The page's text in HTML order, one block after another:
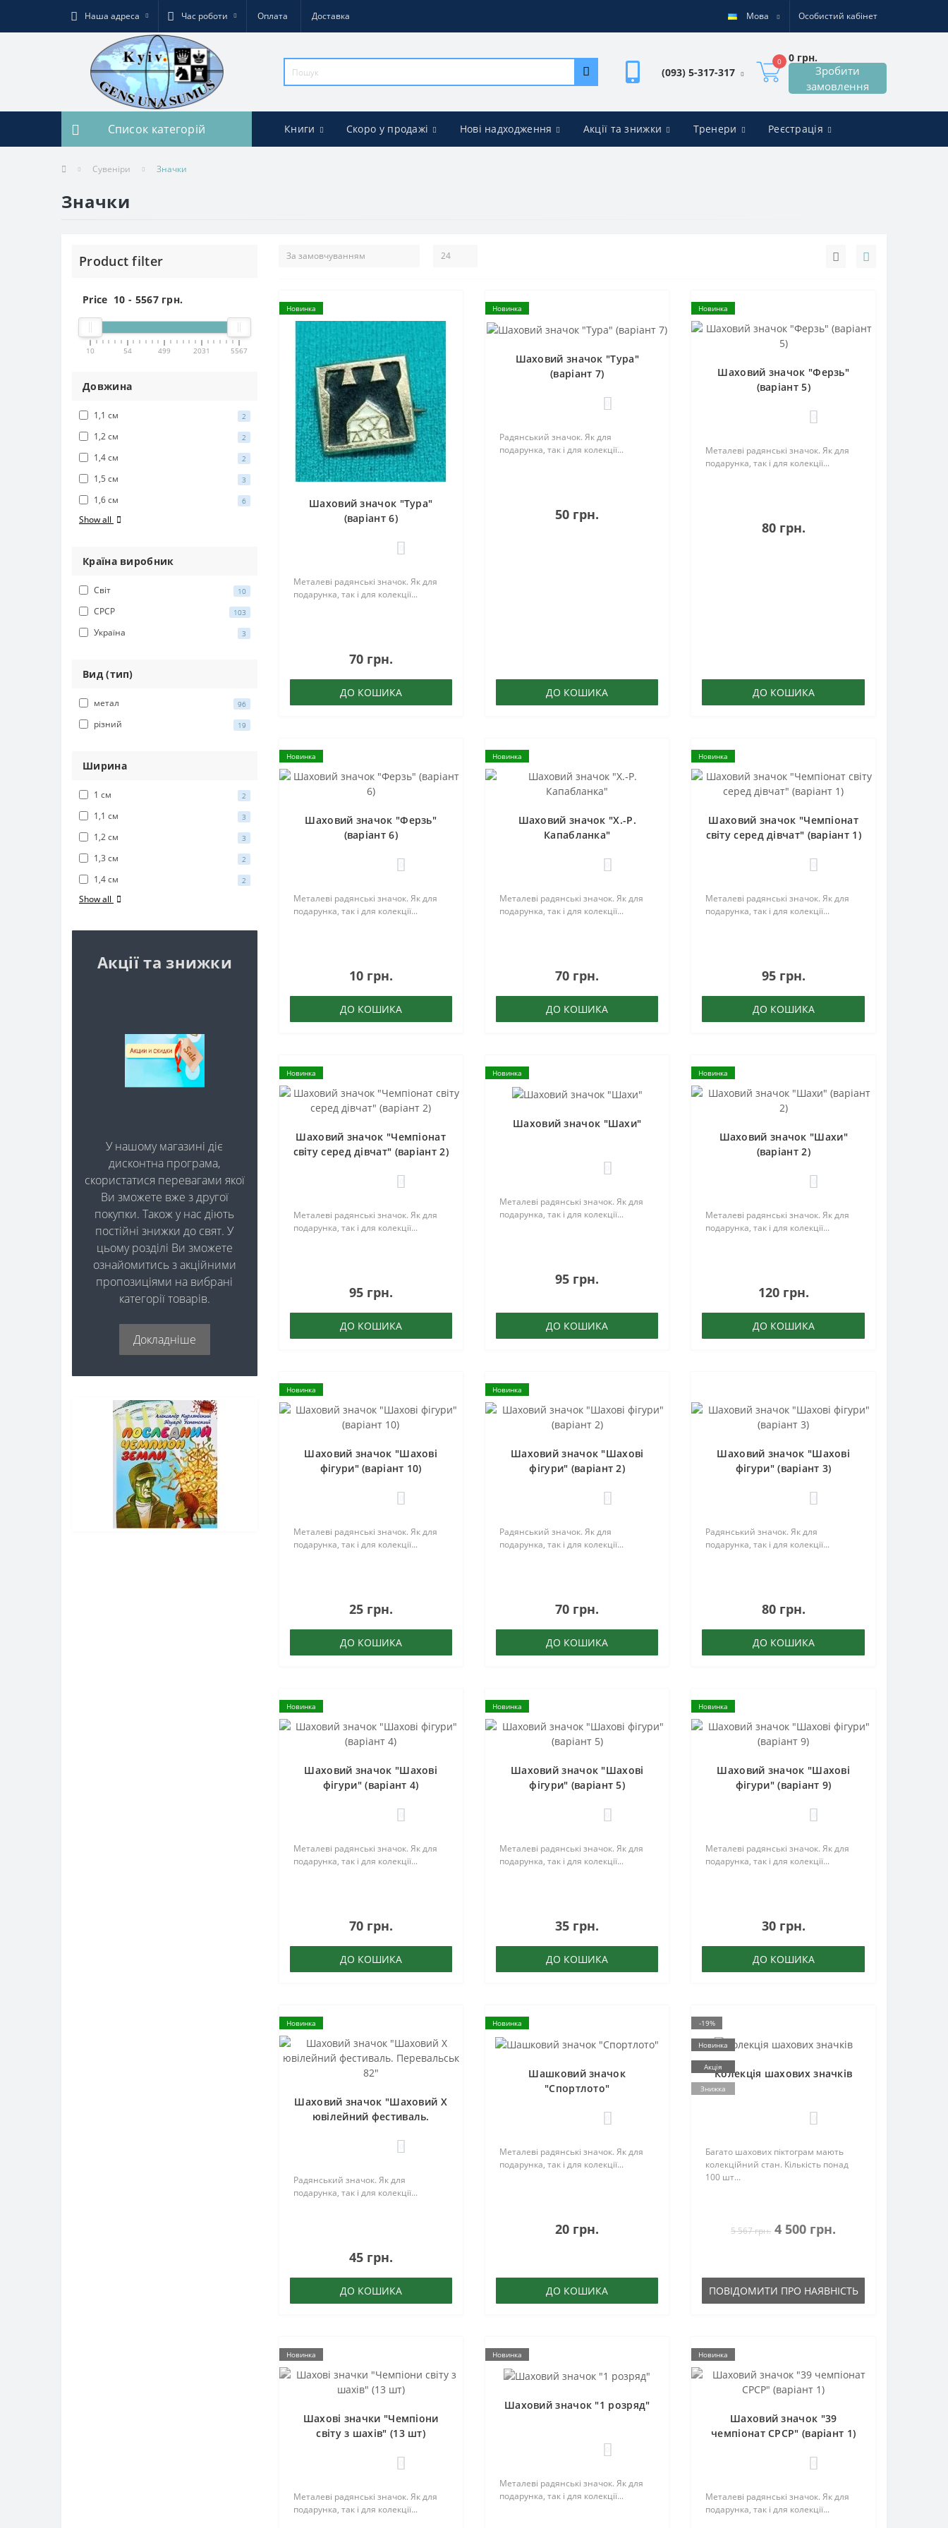
Наша адреса Час роботи Оплата Доставка Мова Особистий кабінет
(093) 5-317-317
0 0 грн.
Зробити
замовлення
Список категорій Книги Скоро у продажі Нові надходження Акції та знижки Тренери Реєстрація
Сувеніри Значки
Значки
Product filter
Price 10 - 5567грн.
10 54 499 2031 5567
Довжина
1,1 см 2
1,2 см 2
1,4 см 2
1,5 см 3
1,6 см 6
Show all
Країна виробник
Світ 10
СРСР 103
Україна 3
Вид (тип)
метал 96
різний 19
Ширина
1 см 2
1,1 см 3
1,2 см 3
1,3 см 2
1,4 см 2
Show all
Акції та знижки
У нашому магазині діє
дисконтна програма,
скористатися перевагами якої
Ви зможете вже з другої
покупки. Також у нас діють
постійні знижки до свят. У
цьому розділі Ви зможете
ознайомитись з акційними
пропозиціями на вибрані
категорії товарів.
Докладніше
Новинка
Шаховий значок "Тура"
(варіант 6)
Металеві радянські значок. Як для
подарунка, так і для колекції...
70 грн.
ДО КОШИКА
Новинка
Шаховий значок "Тура"
(варіант 7)
Радянський значок. Як для
подарунка, так і для колекції...
50 грн.
ДО КОШИКА
Новинка
Шаховий значок "Ферзь"
(варіант 5)
Металеві радянські значок. Як для
подарунка, так і для колекції...
80 грн.
ДО КОШИКА
Новинка
Шаховий значок "Ферзь"
(варіант 6)
Металеві радянські значок. Як для
подарунка, так і для колекції...
10 грн.
ДО КОШИКА
Новинка
Шаховий значок "Х.-Р.
Капабланка"
Металеві радянські значок. Як для
подарунка, так і для колекції...
70 грн.
ДО КОШИКА
Новинка
Шаховий значок "Чемпіонат
світу серед дівчат" (варіант 1)
Металеві радянські значок. Як для
подарунка, так і для колекції...
95 грн.
ДО КОШИКА
Новинка
Шаховий значок "Чемпіонат
світу серед дівчат" (варіант 2)
Металеві радянські значок. Як для
подарунка, так і для колекції...
95 грн.
ДО КОШИКА
Новинка
Шаховий значок "Шахи"
Металеві радянські значок. Як для
подарунка, так і для колекції...
95 грн.
ДО КОШИКА
Новинка
Шаховий значок "Шахи"
(варіант 2)
Металеві радянські значок. Як для
подарунка, так і для колекції...
120 грн.
ДО КОШИКА
Новинка
Шаховий значок "Шахові
фігури" (варіант 10)
Металеві радянські значок. Як для
подарунка, так і для колекції...
25 грн.
ДО КОШИКА
Новинка
Шаховий значок "Шахові
фігури" (варіант 2)
Радянський значок. Як для
подарунка, так і для колекції...
70 грн.
ДО КОШИКА
Шаховий значок "Шахові
фігури" (варіант 3)
Радянський значок. Як для
подарунка, так і для колекції...
80 грн.
ДО КОШИКА
Новинка
Шаховий значок "Шахові
фігури" (варіант 4)
Металеві радянські значок. Як для
подарунка, так і для колекції...
70 грн.
ДО КОШИКА
Новинка
Шаховий значок "Шахові
фігури" (варіант 5)
Металеві радянські значок. Як для
подарунка, так і для колекції...
35 грн.
ДО КОШИКА
Новинка
Шаховий значок "Шахові
фігури" (варіант 9)
Металеві радянські значок. Як для
подарунка, так і для колекції...
30 грн.
ДО КОШИКА
Новинка
Шаховий значок "Шаховий X
ювілейний фестиваль.
Радянський значок. Як для
подарунка, так і для колекції...
45 грн.
ДО КОШИКА
Новинка
Шашковий значок
"Спортлото"
Металеві радянські значок. Як для
подарунка, так і для колекції...
20 грн.
ДО КОШИКА
-19%
Новинка
Акція
Знижка
Колекція шахових значків
Багато шахових піктограм мають
колекційний стан. Кількість понад
100 шт...
5 567 грн. 4 500 грн.
ПОВІДОМИТИ ПРО НАЯВНІСТЬ
Новинка
Шахові значки "Чемпіони
світу з шахів" (13 шт)
Металеві радянські значок. Як для
подарунка, так і для колекції...
Новинка
Шаховий значок "1 розряд"
Металеві радянські значок. Як для
подарунка, так і для колекції...
Новинка
Шаховий значок "39
чемпіонат СРСР" (варіант 1)
Металеві радянські значок. Як для
подарунка, так і для колекції...